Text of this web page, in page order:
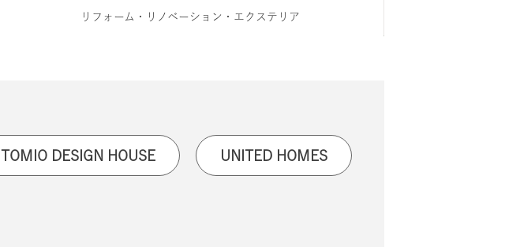
リフォーム・リノベーション・エクステリア
TOMIO DESIGN HOUSE UNITED HOMES